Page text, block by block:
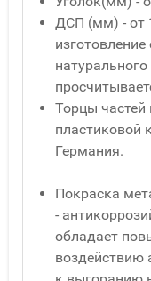
ДСП (мм) - от
Торцы
пластиковой
Германия.
Покраска
-
обладает
воздействию